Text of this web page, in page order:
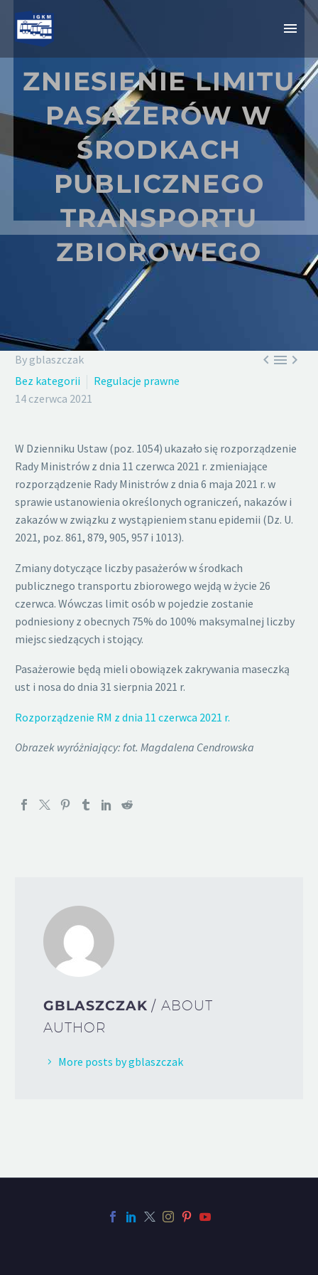
ZNIESIENIE LIMITU
PASAŻERÓW W
ŚRODKACH
PUBLICZNEGO
TRANSPORTU
ZBIOROWEGO

By gblaszczak
Bez kategorii
Regulacje prawne
14 czerwca 2021
W Dzienniku Ustaw (poz. 1054) ukazało się rozporządzenie
Rady Ministrów z dnia 11 czerwca 2021 r. zmieniające
rozporządzenie Rady Ministrów z dnia 6 maja 2021 r. w
sprawie ustanowienia określonych ograniczeń, nakazów i
zakazów w związku z wystąpieniem stanu epidemii (Dz. U.
2021, poz. 861, 879, 905, 957 i 1013).
Zmiany dotyczące liczby pasażerów w środkach
publicznego transportu zbiorowego wejdą w życie 26
czerwca. Wówczas limit osób w pojedzie zostanie
podniesiony z obecnych 75% do 100% maksymalnej liczby
miejsc siedzących i stojący.
Pasażerowie będą mieli obowiązek zakrywania maseczką
ust i nosa do dnia 31 sierpnia 2021 r.
Rozporządzenie RM z dnia 11 czerwca 2021 r.
Obrazek wyróżniający: fot. Magdalena Cendrowska
GBLASZCZAK/ ABOUT
AUTHOR
More posts by gblaszczak